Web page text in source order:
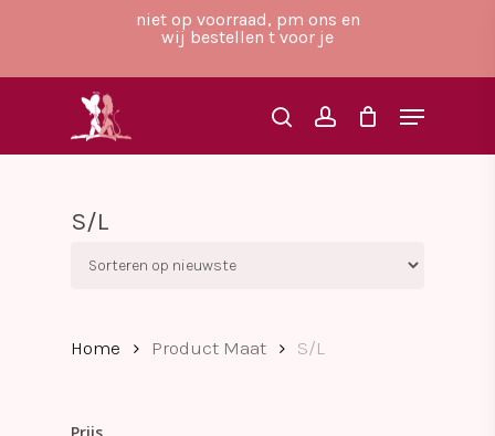
content
niet op voorraad, pm ons en
wij bestellen t voor je
searchaccount
Menu
S/L
Home Product Maat S/L